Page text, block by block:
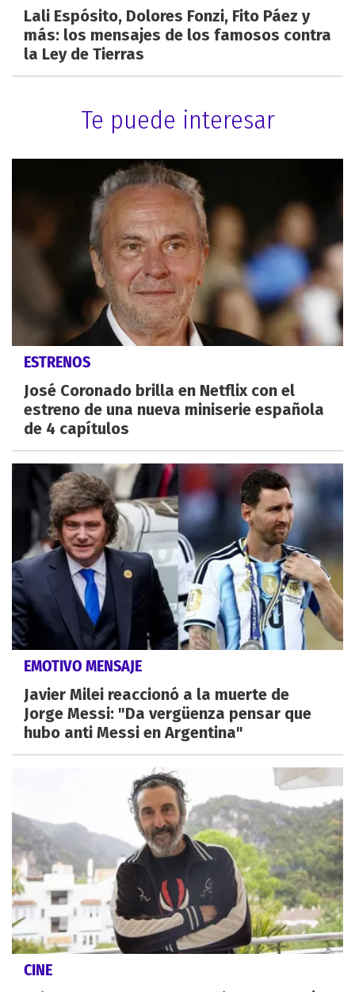
Lali Espósito, Dolores Fonzi, Fito Páez y
más: los mensajes de los famosos contra
la Ley de Tierras
Te puede interesar
ESTRENOS
José Coronado brilla en Netflix con el
estreno de una nueva miniserie española
de 4 capítulos
EMOTIVO MENSAJE
Javier Milei reaccionó a la muerte de
Jorge Messi: "Da vergüenza pensar que
hubo anti Messi en Argentina"
CINE